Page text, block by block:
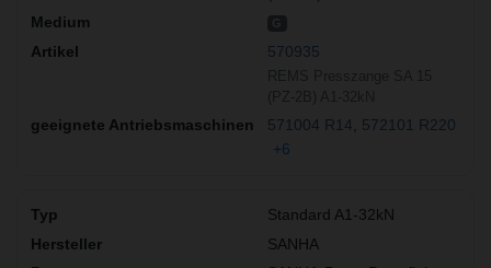
570935
571004 R14
572101 R220
+6
Standard A1-32kN
SANHA